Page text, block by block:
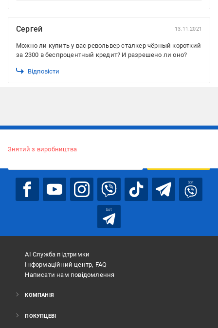
Сергей 13.11.2021
Можно ли купить у вас револьвер сталкер чёрный короткий
за 2300 в беспроцентный кредит? И разрешено ли оно?
Відповісти
Знятий з виробництва
bot
bot
АІ Служба підтримки
Інформаційний центр, FAQ
Написати нам повідомлення
КОМПАНІЯ
ПОКУПЦЕВІ